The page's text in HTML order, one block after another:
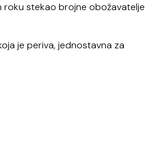
roku stekao brojne obožavatelje
je periva, jednostavna za